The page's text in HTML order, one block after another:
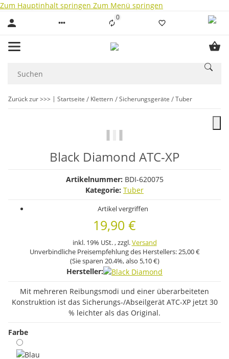
Zum Hauptinhalt springen Zum Menü springen
0Liste ist leer
Zurück zur >>> Startseite Klettern Sicherungsgeräte Tuber
Black Diamond ATC-XP
Artikelnummer: BDI-620075
Kategorie: Tuber
Artikel vergriffen
19,90 €
inkl. 19% USt. , zzgl.Versand
Unverbindliche Preisempfehlung des Herstellers:25,00 €
(Sie sparen 20.4%, also 5,10 €)
Hersteller:
Mit mehreren Reibungsmodi und einer überarbeiteten
Konstruktion ist das Sicherungs-/Abseilgerät ATC-XP jetzt 30
% leichter als das Original.
Farbe